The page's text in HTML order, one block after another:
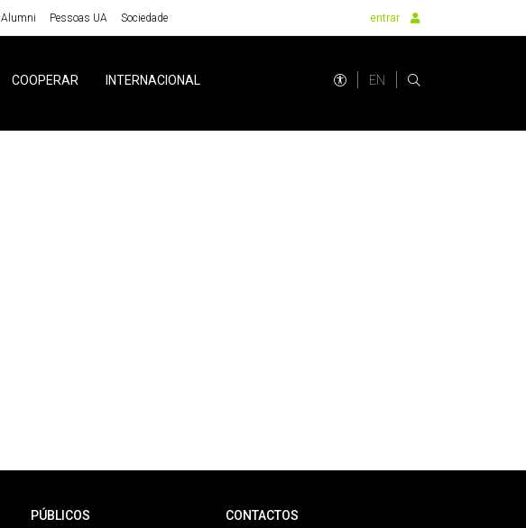
Alumni Pessoas UA Sociedade entrar
COOPERAR INTERNACIONAL EN
PÚBLICOS CONTACTOS